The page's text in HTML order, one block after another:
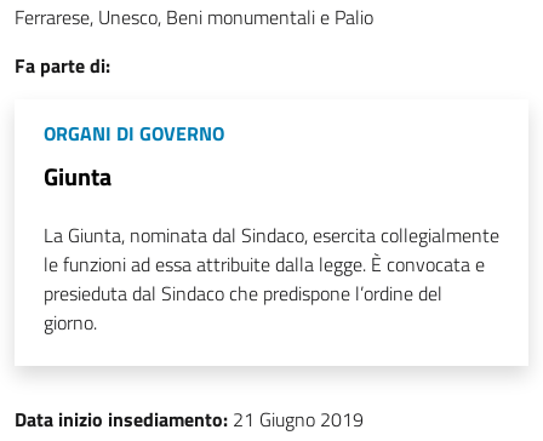
Ferrarese, Unesco, Beni monumentali e Palio
Fa parte di:
ORGANI DI GOVERNO
Giunta
La Giunta, nominata dal Sindaco, esercita collegialmente
le funzioni ad essa attribuite dalla legge. È convocata e
presieduta dal Sindaco che predispone l’ordine del
giorno.
Data inizio insediamento: 21 Giugno 2019